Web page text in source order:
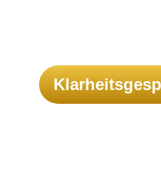
Du Fragen stellen,
Sicherheit gewinnen und
Deutungsstil entwickeln.